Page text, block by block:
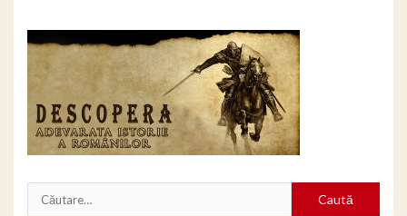
Caută